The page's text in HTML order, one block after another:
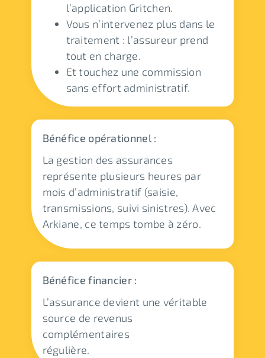
l’application Gritchen.
Vous n’intervenez plus dans le
traitement : l’assureur prend
tout en charge.
Et touchez une commission
sans effort administratif.
Bénéfice opérationnel :
La gestion des assurances
représente plusieurs heures par
mois d’administratif (saisie,
transmissions, suivi sinistres). Avec
Arkiane, ce temps tombe à zéro.
Bénéfice financier :
L’assurance devient une véritable
source de revenus
complémentaires
régulière.